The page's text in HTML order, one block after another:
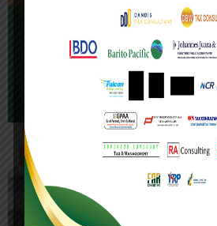
14/11/2025
BKPM Ungkap Potensi Pajak
‘Dilepas’ untuk Investasi
BERITA BERITA HARIAN